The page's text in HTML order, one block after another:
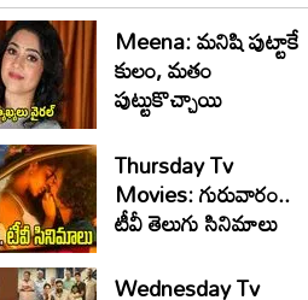
Meena: మనిషి పుట్టాకే
కులం, మతం
పుట్టుకొచ్చాయి
Thursday Tv
Movies: గురువారం..
టీవీ తెలుగు సినిమాలు
Wednesday Tv